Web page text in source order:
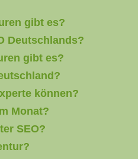
gibt es?
Deutschlands?
gibt es?
können?
Monat?
SEO?